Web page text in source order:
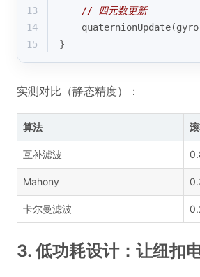
13
// 四元数更新
14
15
}
实测对比（静态精度）：
算法
互补滤波
Mahony
卡尔曼滤波
3. 低功耗设计：让纽扣